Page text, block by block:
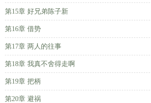
第15章 好兄弟陈子新
第16章 借势
第17章 两人的往事
第18章 我真不舍得走啊
第19章 把柄
第20章 避祸